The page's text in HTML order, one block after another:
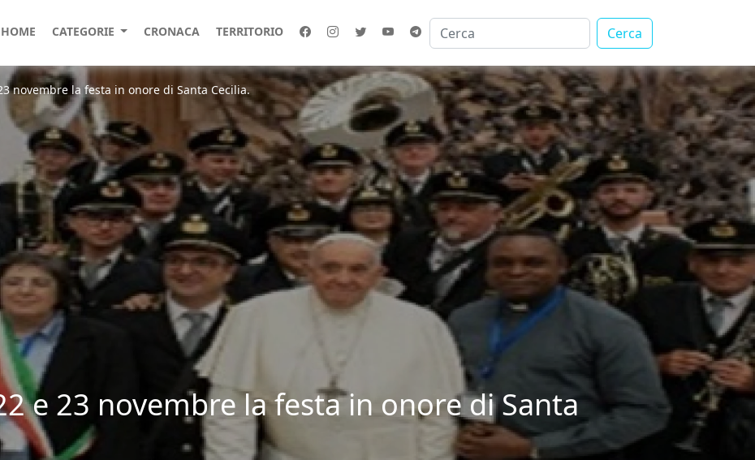
HOME CATEGORIE CRONACA TERRITORIO Cerca
novembre la festa in onore di Santa Cecilia.
e 23 novembre la festa in onore di Santa